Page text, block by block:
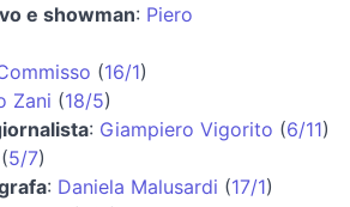
e showman: Piero
(16/1)
Zani (18/5)
: Giampiero Vigorito (6/11)
(5/7)
: Daniela Malusardi (17/1)